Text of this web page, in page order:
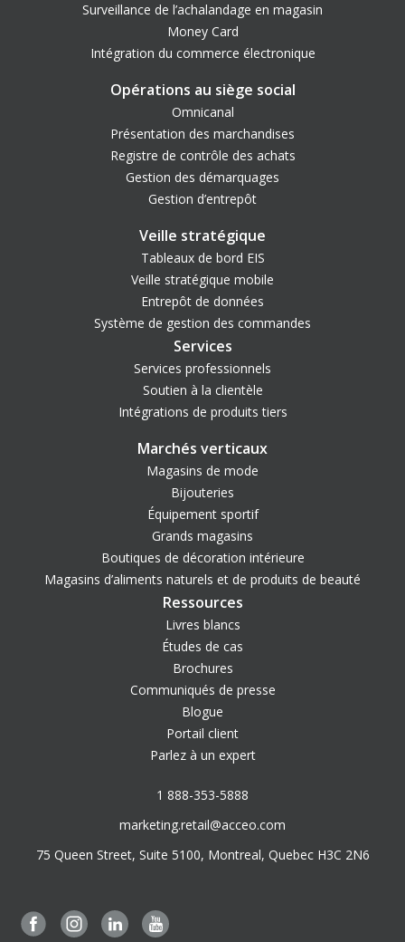
Surveillance de l’achalandage en magasin
Money Card
Intégration du commerce électronique
Opérations au siège social
Omnicanal
Présentation des marchandises
Registre de contrôle des achats
Gestion des démarquages
Gestion d’entrepôt
Veille stratégique
Tableaux de bord EIS
Veille stratégique mobile
Entrepôt de données
Système de gestion des commandes
Services
Services professionnels
Soutien à la clientèle
Intégrations de produits tiers
Marchés verticaux
Magasins de mode
Bijouteries
Équipement sportif
Grands magasins
Boutiques de décoration intérieure
Magasins d’aliments naturels et de produits de beauté
Ressources
Livres blancs
Études de cas
Brochures
Communiqués de presse
Blogue
Portail client
Parlez à un expert
1 888-353-5888
marketing.retail@acceo.com
75 Queen Street, Suite 5100, Montreal, Quebec H3C 2N6